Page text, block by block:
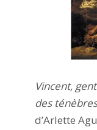
Vincent,
des ténèbres
d’Arlette